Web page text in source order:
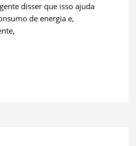
disser que isso ajuda
de energia e,